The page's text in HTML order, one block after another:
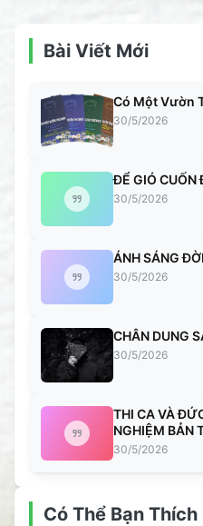
Bài Viết Mới
Có Một Vườn
30/5/2026
ĐỂ GIÓ CUỐN
30/5/2026
ÁNH SÁNG
30/5/2026
CHÂN DUNG
30/5/2026
THI CA VÀ
NGHIỆM BẢN
30/5/2026
Có Thể Bạn Thích